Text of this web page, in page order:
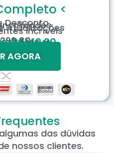
<
Desconto
Atualizações
Incríveis
R$149,90
de R$15,19
tempo limitado.
AGORA
das dúvidas
nossos clientes.